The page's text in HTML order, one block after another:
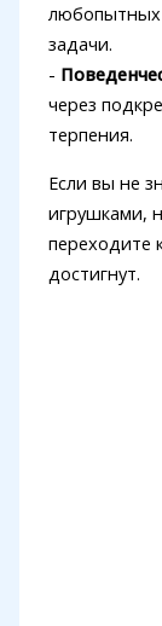
любопытных
задачи.
-
через
терпения.
Если вы не
игрушками,
переходите
достигнут.